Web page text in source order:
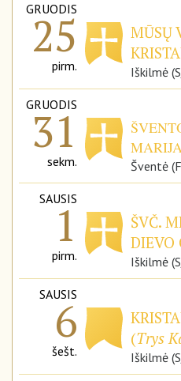
GRUODIS
25
pirm.
MŪSŲ
Iškilmė
GRUODIS
31
sekm. Šventė
SAUSIS
1
pirm.
ŠVČ.
DIEVO
Iškilmė
SAUSIS
6
šešt.
(Trys
Iškilmė